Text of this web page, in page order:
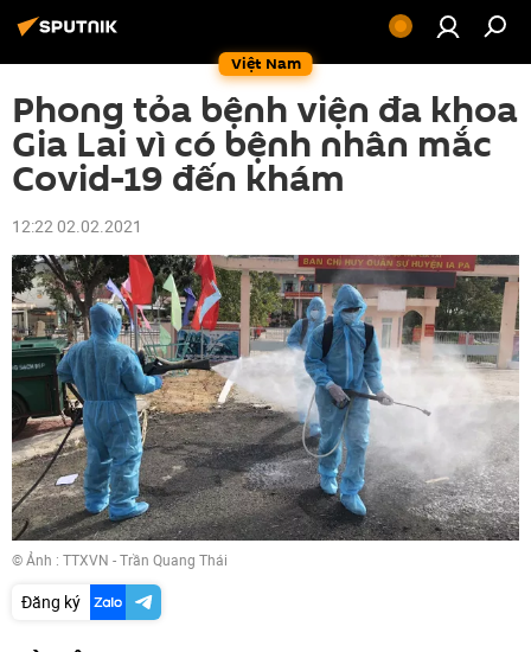
Việt Nam
Phong tỏa bệnh viện đa khoa
Gia Lai vì có bệnh nhân mắc
Covid-19 đến khám
12:22 02.02.2021
© Ảnh : TTXVN - Trần Quang Thái
Đăng ký